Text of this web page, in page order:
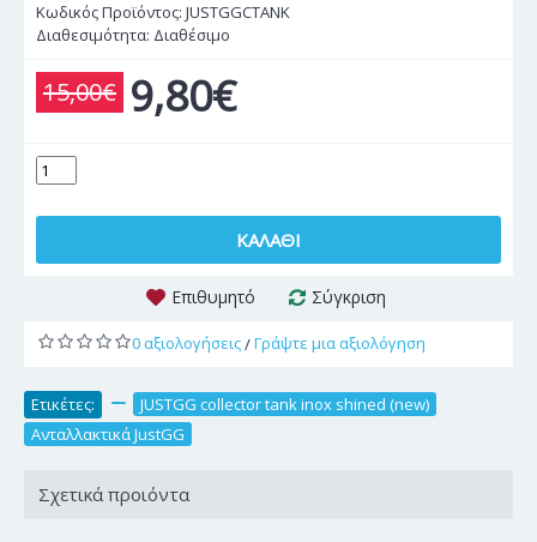
Κωδικός Προϊόντος: JUSTGGCTANK
Διαθεσιμότητα: Διαθέσιμο
15,00€ 9,80€
ΚΑΛΆΘΙ
Επιθυμητό Σύγκριση
0 αξιολογήσεις/Γράψτε μια αξιολόγηση
Ετικέτες: JUSTGG collector tank inox shined (new)
Ανταλλακτικά JustGG
Σχετικά προιόντα